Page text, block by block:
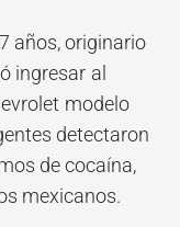
años, originario
ingresar al
modelo
detectaron
de cocaína,
mexicanos.